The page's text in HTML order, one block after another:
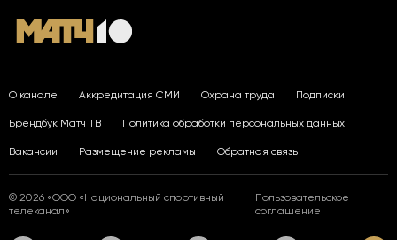
О канале Аккредитация СМИ Охрана труда Подписки
Брендбук Матч ТВ Политика обработки персональных данных
Вакансии Размещение рекламы Обратная связь
© 2026 «ООО «Национальный спортивный
телеканал»
Пользовательское
соглашение